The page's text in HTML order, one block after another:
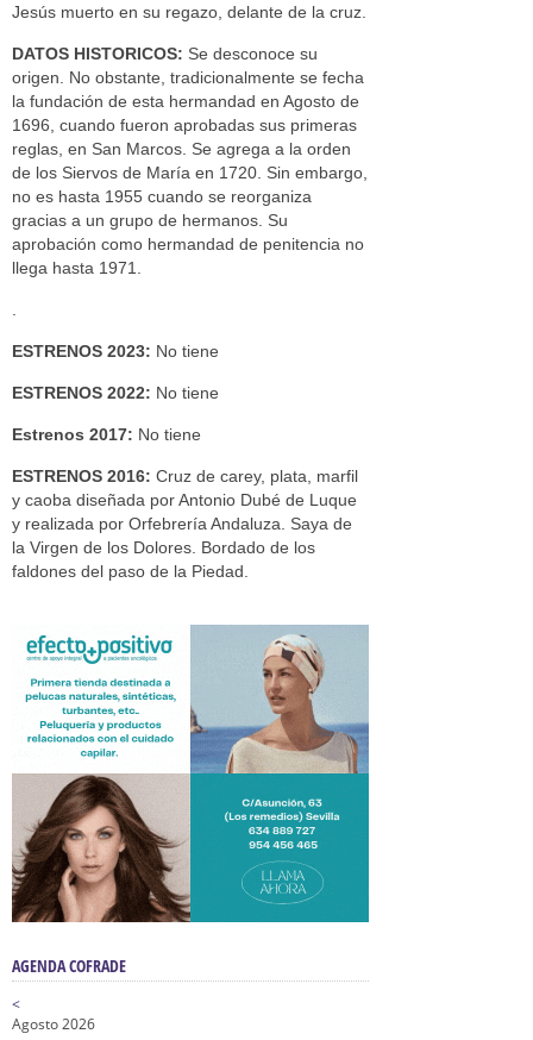
Jesús muerto en su regazo, delante de la cruz.
DATOS HISTORICOS: Se desconoce su
origen. No obstante, tradicionalmente se fecha
la fundación de esta hermandad en Agosto de
1696, cuando fueron aprobadas sus primeras
reglas, en San Marcos. Se agrega a la orden
de los Siervos de María en 1720. Sin embargo,
no es hasta 1955 cuando se reorganiza
gracias a un grupo de hermanos. Su
aprobación como hermandad de penitencia no
llega hasta 1971.
ESTRENOS 2023: No tiene
ESTRENOS 2022: No tiene
Estrenos 2017: No tiene
ESTRENOS 2016: Cruz de carey, plata, marfil
y caoba diseñada por Antonio Dubé de Luque
y realizada por Orfebrería Andaluza. Saya de
la Virgen de los Dolores. Bordado de los
faldones del paso de la Piedad.
AGENDA COFRADE
<
Agosto 2026